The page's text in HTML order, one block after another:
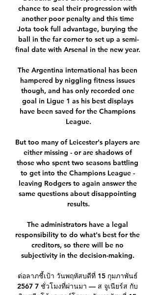
chance to seal their progression with
another poor penalty and this time
Jota took full advantage, burying the
ball in the far corner to set up a semi-
final date with Arsenal in the new year.
The Argentina international has been
hampered by niggling fitness issues
though, and has only recorded one
goal in Ligue 1 as his best displays
have been saved for the Champions
League.
But too many of Leicester's players are
either missing - or are shadows of
those who spent two seasons battling
to get into the Champions League -
leaving Rodgers to again answer the
same questions about disappointing
results.
The administrators have a legal
responsibility to do what's best for the
creditors, so there will be no
subjectivity in the decision-making.
ต่อลาภชี้เป้า วันพฤหัสบดีที่ 15 กุมภาพันธ์
2567 7 ชั่วโมงที่ผ่านมา — ส จูเนียร์ส กับ